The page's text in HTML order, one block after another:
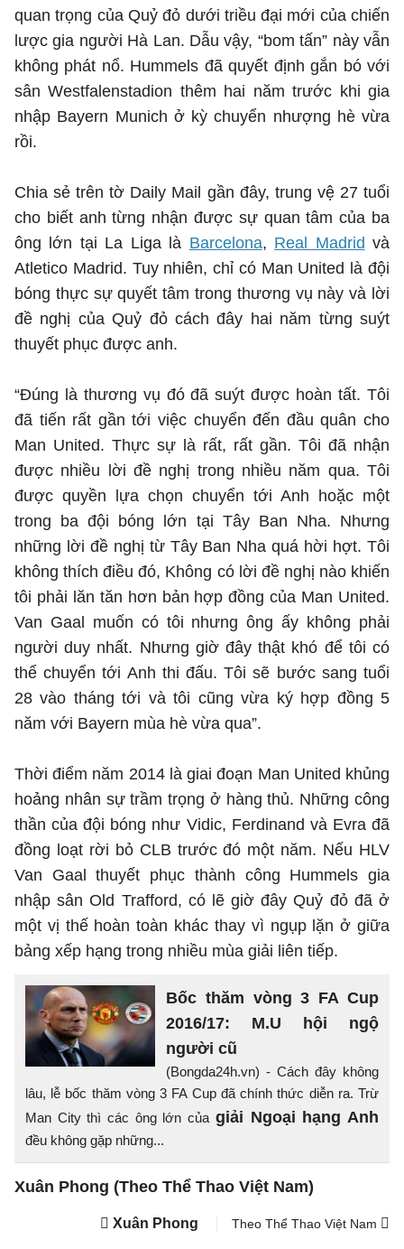
quan trọng của Quỷ đỏ dưới triều đại mới của chiến
lược gia người Hà Lan. Dẫu vậy, “bom tấn” này vẫn
không phát nổ. Hummels đã quyết định gắn bó với
sân Westfalenstadion thêm hai năm trước khi gia
nhập Bayern Munich ở kỳ chuyển nhượng hè vừa
rồi.
Chia sẻ trên tờ Daily Mail gần đây, trung vệ 27 tuổi
cho biết anh từng nhận được sự quan tâm của ba
ông lớn tại La Liga là Barcelona, Real Madrid và
Atletico Madrid. Tuy nhiên, chỉ có Man United là đội
bóng thực sự quyết tâm trong thương vụ này và lời
đề nghị của Quỷ đỏ cách đây hai năm từng suýt
thuyết phục được anh.
“Đúng là thương vụ đó đã suýt được hoàn tất. Tôi
đã tiến rất gần tới việc chuyển đến đầu quân cho
Man United. Thực sự là rất, rất gần. Tôi đã nhận
được nhiều lời đề nghị trong nhiều năm qua. Tôi
được quyền lựa chọn chuyển tới Anh hoặc một
trong ba đội bóng lớn tại Tây Ban Nha. Nhưng
những lời đề nghị từ Tây Ban Nha quá hời hợt. Tôi
không thích điều đó, Không có lời đề nghị nào khiến
tôi phải lăn tăn hơn bản hợp đồng của Man United.
Van Gaal muốn có tôi nhưng ông ấy không phải
người duy nhất. Nhưng giờ đây thật khó để tôi có
thể chuyển tới Anh thi đấu. Tôi sẽ bước sang tuổi
28 vào tháng tới và tôi cũng vừa ký hợp đồng 5
năm với Bayern mùa hè vừa qua”.
Thời điểm năm 2014 là giai đoạn Man United khủng
hoảng nhân sự trầm trọng ở hàng thủ. Những công
thần của đội bóng như Vidic, Ferdinand và Evra đã
đồng loạt rời bỏ CLB trước đó một năm. Nếu HLV
Van Gaal thuyết phục thành công Hummels gia
nhập sân Old Trafford, có lẽ giờ đây Quỷ đỏ đã ở
một vị thế hoàn toàn khác thay vì ngụp lặn ở giữa
bảng xếp hạng trong nhiều mùa giải liên tiếp.
Bốc thăm vòng 3 FA Cup
2016/17: M.U hội ngộ
người cũ
(Bongda24h.vn) - Cách đây không
lâu, lễ bốc thăm vòng 3 FA Cup đã chính thức diễn ra. Trừ
Man City thì các ông lớn của giải Ngoại hạng Anh
đều không gặp những...
Xuân Phong (Theo Thể Thao Việt Nam)
Xuân Phong Theo Thể Thao Việt Nam